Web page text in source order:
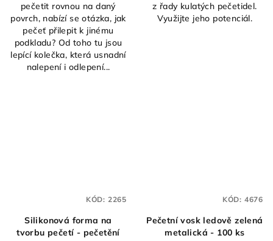
pečetit rovnou na daný
povrch, nabízí se otázka, jak
pečeť přilepit k jinému
podkladu? Od toho tu jsou
lepící kolečka, která usnadní
nalepení i odlepení...
z řady kulatých pečetidel.
Využijte jeho potenciál.
Silikonová forma na
tvorbu pečetí - pečetění
KÓD: 2265
Pečetní vosk ledově zelená
metalická - 100 ks
KÓD: 4676